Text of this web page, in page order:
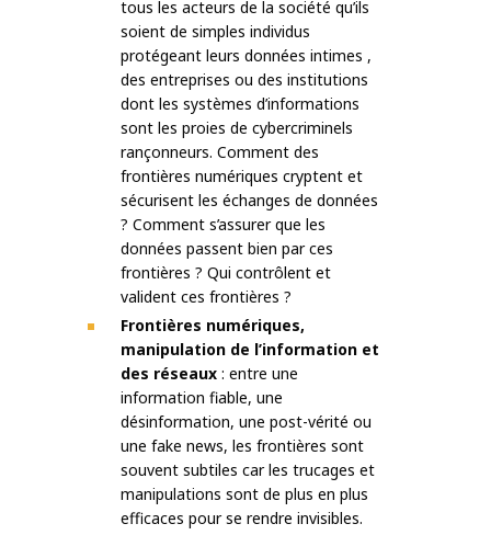
tous les acteurs de la société qu’ils
soient de simples individus
protégeant leurs données intimes ,
des entreprises ou des institutions
dont les systèmes d’informations
sont les proies de cybercriminels
rançonneurs. Comment des
frontières numériques cryptent et
sécurisent les échanges de données
? Comment s’assurer que les
données passent bien par ces
frontières ? Qui contrôlent et
valident ces frontières ?
Frontières numériques,
manipulation de l’information et
des réseaux : entre une
information fiable, une
désinformation, une post-vérité ou
une fake news, les frontières sont
souvent subtiles car les trucages et
manipulations sont de plus en plus
efficaces pour se rendre invisibles.